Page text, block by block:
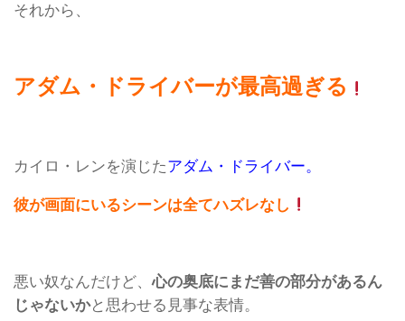
それから、
アダム・ドライバーが最高過ぎる
カイロ・レンを演じたアダム・ドライバー。
彼が画面にいるシーンは全てハズレなし
悪い奴なんだけど、心の奥底にまだ善の部分があるん
じゃないかと思わせる見事な表情。